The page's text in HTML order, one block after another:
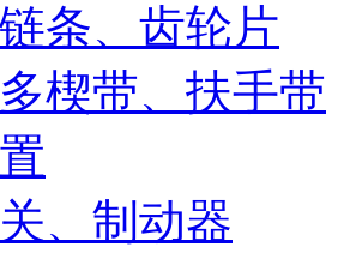
条、齿轮片
楔带、扶手带
、制动器